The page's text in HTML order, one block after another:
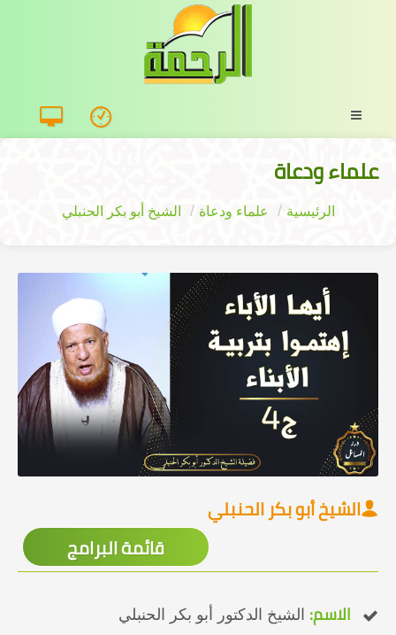
علماء ودعاة
الرئيسية علماء ودعاة الشيخ أبو بكر الحنبلي
الشيخ أبو بكر الحنبلي
قائمة البرامج
الاسم: الشيخ الدكتور أبو بكر الحنبلي